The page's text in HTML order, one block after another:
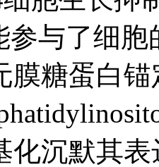
参与了细
膜糖蛋白
化沉默其